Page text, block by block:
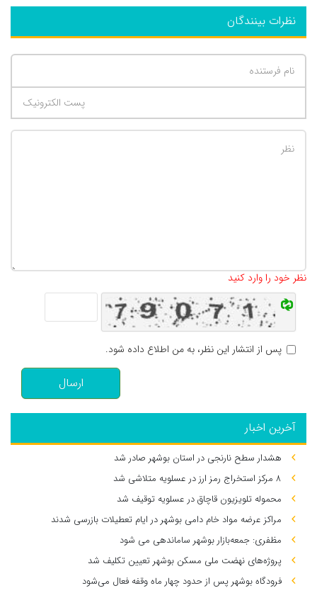
نظرات بینندگان
نظر خود را وارد کنید
پس از انتشار این نظر، به من اطلاع داده شود.
ارسال
آخرین اخبار
هشدار سطح نارنجی در استان بوشهر صادر شد
۸ مرکز استخراج رمز ارز در عسلویه متلاشی شد
محموله تلویزیون قاچاق در عسلویه توقیف شد
مراکز عرضه مواد خام دامی بوشهر در ایام تعطیلات بازرسی شدند
مظفری: جمعه‌بازار بوشهر ساماندهی می‌ شود
پروژه‌های نهضت ملی مسکن بوشهر تعیین تکلیف شد
فرودگاه بوشهر پس از حدود چهار ماه وقفه فعال می‌شود